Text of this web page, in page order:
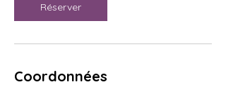
Réserver
Coordonnées